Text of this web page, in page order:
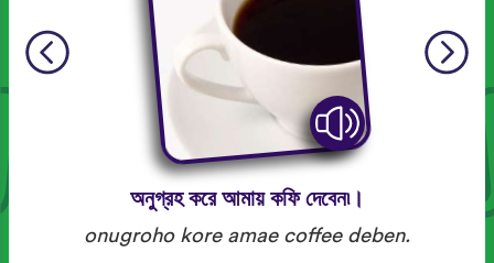
অনুগ্রহ করে আমায় কফি দেবেন৷।
onugroho kore amae coffee deben.